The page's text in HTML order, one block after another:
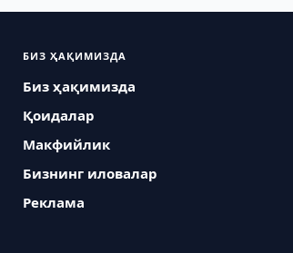
БИЗ ҲАҚИМИЗДА
Биз ҳақимизда
Қоидалар
Макфийлик
Бизнинг иловалар
Реклама